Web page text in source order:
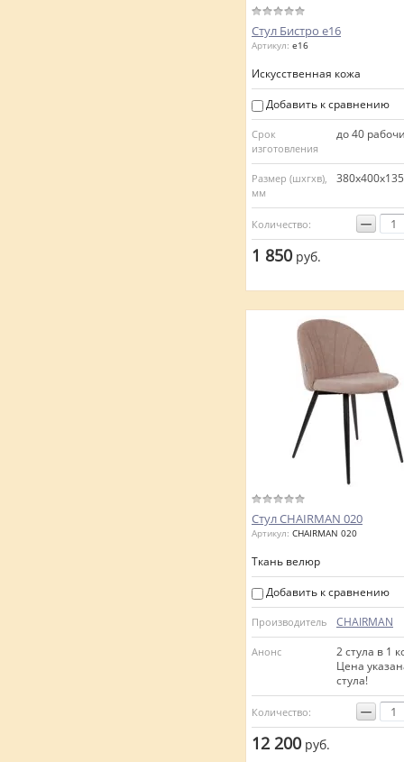
Стул Бистро е16
Артикул: е16
Искусственная кожа
Добавить к сравнению
Срок
изготовления
до 40
Размер (шхгхв),
мм
Количество: −
1 850руб.
Стул CHAIRMAN 020
Артикул: CHAIRMAN 020
Ткань велюр
Добавить к сравнению
Производитель CHAIRMAN
Анонс
2 стула в 1
Цена
стула!
Количество: −
12 200руб.